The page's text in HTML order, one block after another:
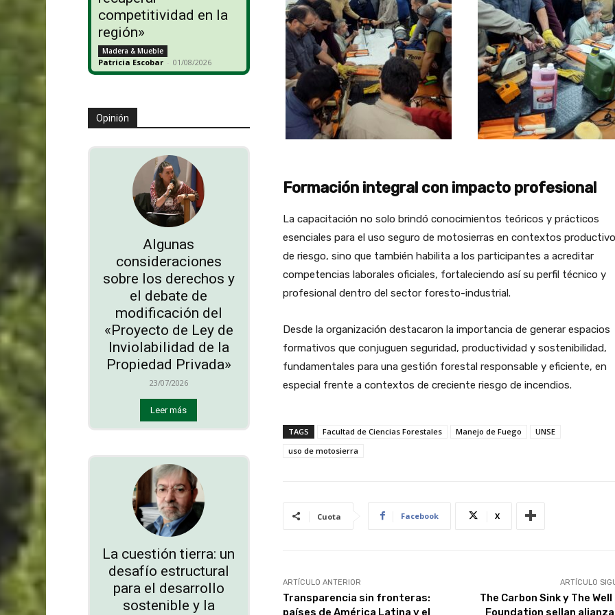
competitividad en la
región»
Madera & Mueble
Patricia Escobar - 01/08/2026
Opinión
Algunas
consideraciones
sobre los derechos y
el debate de
modificación del
«Proyecto de Ley de
Inviolabilidad de la
Propiedad Privada»
23/07/2026
Leer más
La cuestión tierra: un
desafío estructural
para el desarrollo
sostenible y la
Formación integral con impacto profesional
La capacitación no solo brindó conocimientos teóricos y prácticos
esenciales para el uso seguro de motosierras en contextos
de riesgo, sino que también habilita a los participantes a acreditar
competencias laborales oficiales, fortaleciendo así su perfil técnico y
profesional dentro del sector foresto-industrial.
Desde la organización destacaron la importancia de generar espacios
formativos que conjuguen seguridad, productividad y sostenibilidad,
fundamentales para una gestión forestal responsable y eficiente, en
especial frente a contextos de creciente riesgo de incendios.
TAGS Facultad de Ciencias Forestales Manejo de Fuego
UNSE
uso de motosierra
Cuota Facebook X
ARTÍCULO ANTERIOR
Transparencia sin fronteras:
países de América Latina y el
ARTÍCULO
The Carbon Sink y The Well
Foundation sellan